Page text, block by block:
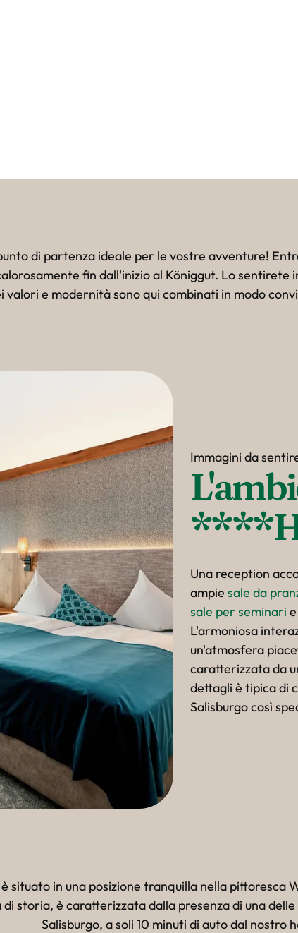
di partenza ideale per le vostre avventure!
fin dall'inizio al Königgut. Lo sentirete
valori e modernità sono qui combinati in modo
Immagini da
Una reception
ampie sale da
sale per seminari
L'armoniosa
un'atmosfera
caratterizzata da
dettagli è tipica di
Salisburgo così
situato in una posizione tranquilla nella pittoresca
storia, è caratterizzata dalla presenza di una
Salisburgo, a soli 10 minuti di auto dal nostro